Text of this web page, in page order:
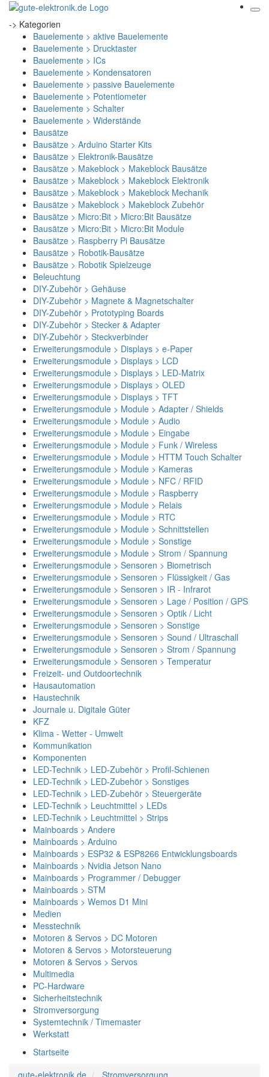
-> Kategorien
Bauelemente > aktive Bauelemente
Bauelemente > Drucktaster
Bauelemente > ICs
Bauelemente > Kondensatoren
Bauelemente > passive Bauelemente
Bauelemente > Potentiometer
Bauelemente > Schalter
Bauelemente > Widerstände
Bausätze
Bausätze > Arduino Starter Kits
Bausätze > Elektronik-Bausätze
Bausätze > Makeblock > Makeblock Bausätze
Bausätze > Makeblock > Makeblock Elektronik
Bausätze > Makeblock > Makeblock Mechanik
Bausätze > Makeblock > Makeblock Zubehör
Bausätze > Micro:Bit > Micro:Bit Bausätze
Bausätze > Micro:Bit > Micro:Bit Module
Bausätze > Raspberry Pi Bausätze
Bausätze > Robotik-Bausätze
Bausätze > Robotik Spielzeuge
Beleuchtung
DIY-Zubehör > Gehäuse
DIY-Zubehör > Magnete & Magnetschalter
DIY-Zubehör > Prototyping Boards
DIY-Zubehör > Stecker & Adapter
DIY-Zubehör > Steckverbinder
Erweiterungsmodule > Displays > e-Paper
Erweiterungsmodule > Displays > LCD
Erweiterungsmodule > Displays > LED-Matrix
Erweiterungsmodule > Displays > OLED
Erweiterungsmodule > Displays > TFT
Erweiterungsmodule > Module > Adapter / Shields
Erweiterungsmodule > Module > Audio
Erweiterungsmodule > Module > Eingabe
Erweiterungsmodule > Module > Funk / Wireless
Erweiterungsmodule > Module > HTTM Touch Schalter
Erweiterungsmodule > Module > Kameras
Erweiterungsmodule > Module > NFC / RFID
Erweiterungsmodule > Module > Raspberry
Erweiterungsmodule > Module > Relais
Erweiterungsmodule > Module > RTC
Erweiterungsmodule > Module > Schnittstellen
Erweiterungsmodule > Module > Sonstige
Erweiterungsmodule > Module > Strom / Spannung
Erweiterungsmodule > Sensoren > Biometrisch
Erweiterungsmodule > Sensoren > Flüssigkeit / Gas
Erweiterungsmodule > Sensoren > IR - Infrarot
Erweiterungsmodule > Sensoren > Lage / Position / GPS
Erweiterungsmodule > Sensoren > Optik / Licht
Erweiterungsmodule > Sensoren > Sonstige
Erweiterungsmodule > Sensoren > Sound / Ultraschall
Erweiterungsmodule > Sensoren > Strom / Spannung
Erweiterungsmodule > Sensoren > Temperatur
Freizeit- und Outdoortechnik
Hausautomation
Haustechnik
Journale u. Digitale Güter
KFZ
Klima - Wetter - Umwelt
Kommunikation
Komponenten
LED-Technik > LED-Zubehör > Profil-Schienen
LED-Technik > LED-Zubehör > Sonstiges
LED-Technik > LED-Zubehör > Steuergeräte
LED-Technik > Leuchtmittel > LEDs
LED-Technik > Leuchtmittel > Strips
Mainboards > Andere
Mainboards > Arduino
Mainboards > ESP32 & ESP8266 Entwicklungsboards
Mainboards > Nvidia Jetson Nano
Mainboards > Programmer / Debugger
Mainboards > STM
Mainboards > Wemos D1 Mini
Medien
Messtechnik
Motoren & Servos > DC Motoren
Motoren & Servos > Motorsteuerung
Motoren & Servos > Servos
Multimedia
PC-Hardware
Sicherheitstechnik
Stromversorgung
Systemtechnik / Timemaster
Werkstatt
Startseite
gute-elektronik.de
Stromversorgung